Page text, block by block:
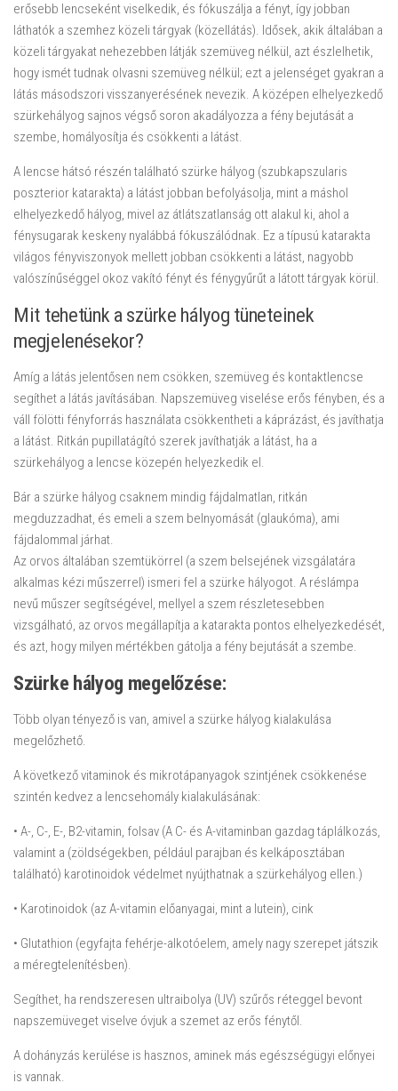
erősebb lencseként viselkedik, és fókuszálja a fényt, így jobban
láthatók a szemhez közeli tárgyak (közellátás). Idősek, akik általában a
közeli tárgyakat nehezebben látják szemüveg nélkül, azt észlelhetik,
hogy ismét tudnak olvasni szemüveg nélkül; ezt a jelenséget gyakran a
látás másodszori visszanyerésének nevezik. A középen elhelyezkedő
szürkehályog sajnos végső soron akadályozza a fény bejutását a
szembe, homályosítja és csökkenti a látást.
A lencse hátsó részén található szürke hályog (szubkapszularis
poszterior katarakta) a látást jobban befolyásolja, mint a máshol
elhelyezkedő hályog, mivel az átlátszatlanság ott alakul ki, ahol a
fénysugarak keskeny nyalábbá fókuszálódnak. Ez a típusú katarakta
világos fényviszonyok mellett jobban csökkenti a látást, nagyobb
valószínűséggel okoz vakító fényt és fénygyűrűt a látott tárgyak körül.
Mit tehetünk a szürke hályog tüneteinek
megjelenésekor?
Amíg a látás jelentősen nem csökken, szemüveg és kontaktlencse
segíthet a látás javításában. Napszemüveg viselése erős fényben, és a
váll fölötti fényforrás használata csökkentheti a káprázást, és javíthatja
a látást. Ritkán pupillatágító szerek javíthatják a látást, ha a
szürkehályog a lencse közepén helyezkedik el.
Bár a szürke hályog csaknem mindig fájdalmatlan, ritkán
megduzzadhat, és emeli a szem belnyomását (glaukóma), ami
fájdalommal járhat.
Az orvos általában szemtükörrel (a szem belsejének vizsgálatára
alkalmas kézi műszerrel) ismeri fel a szürke hályogot. A réslámpa
nevű műszer segítségével, mellyel a szem részletesebben
vizsgálható, az orvos megállapítja a katarakta pontos elhelyezkedését,
és azt, hogy milyen mértékben gátolja a fény bejutását a szembe.
Szürke hályog megelőzése:
Több olyan tényező is van, amivel a szürke hályog kialakulása
megelőzhető.
A következő vitaminok és mikrotápanyagok szintjének csökkenése
szintén kedvez a lencsehomály kialakulásának:
• A-, C-, E-, B2-vitamin, folsav (A C- és A-vitaminban gazdag táplálkozás,
valamint a (zöldségekben, például parajban és kelkáposztában
található) karotinoidok védelmet nyújthatnak a szürkehályog ellen.)
• Karotinoidok (az A-vitamin előanyagai, mint a lutein), cink
• Glutathion (egyfajta fehérje-alkotóelem, amely nagy szerepet játszik
a méregtelenítésben).
Segíthet, ha rendszeresen ultraibolya (UV) szűrős réteggel bevont
napszemüveget viselve óvjuk a szemet az erős fénytől.
A dohányzás kerülése is hasznos, aminek más egészségügyi előnyei
is vannak.